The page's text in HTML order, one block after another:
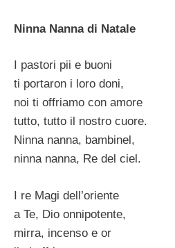
Ninna Nanna di Natale
I pastori pii e buoni
ti portaron i loro doni,
noi ti offriamo con amore
tutto, tutto il nostro cuore.
Ninna nanna, bambinel,
ninna nanna, Re del ciel.
I re Magi dell’oriente
a Te, Dio onnipotente,
mirra, incenso e or